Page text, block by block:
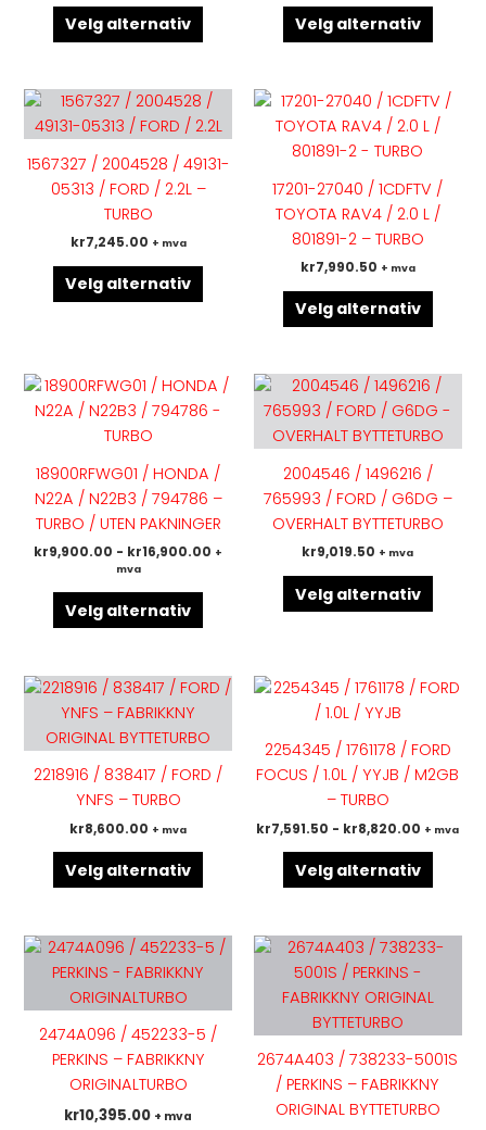
Velg alternativ
produktsidenVelg alternativ
1567327 / 2004528 / 49131-
05313 / FORD / 2.2L –
TURBO
kr7,245.00 + mva
Velg alternativ
Dette
produktet
flere
varianter.
Alternativene
på
produktsiden
17201-27040 / 1CDFTV /
TOYOTA RAV4 / 2.0 L /
801891-2 – TURBO
kr7,990.50 + mva
Velg alternativ
Dette
flere
18900RFWG01 / HONDA /
N22A / N22B3 / 794786 –
TURBO / UTEN PAKNINGER
kr9,900.00 - kr16,900.00 +
mva
Velg alternativ
Dette
produktet
flere
varianter.
Alternativene
kan
velges
produktsiden
2004546 / 1496216 /
765993 / FORD / G6DG –
OVERHALT BYTTETURBO
kr9,019.50 + mva
Velg alternativ
Dette
har
flere
kan
2218916 / 838417 / FORD /
YNFS – TURBO
kr8,600.00 + mva
Velg alternativ
Dette
har
flere
varianter.
på
2254345 / 1761178 / FORD
FOCUS / 1.0L / YYJB / M2GB
– TURBO
kr7,591.50 - kr8,820.00 + mva
Velg alternativ
Dette
flere
kan
på
2474A096 / 452233-5 /
PERKINS – FABRIKKNY
ORIGINALTURBO
kr10,395.00 + mva
2674A403 / 738233-5001S
/ PERKINS – FABRIKKNY
ORIGINAL BYTTETURBO